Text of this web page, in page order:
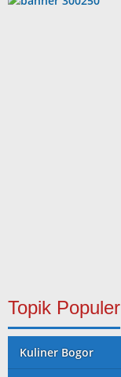
Topik Populer
Kuliner Bogor